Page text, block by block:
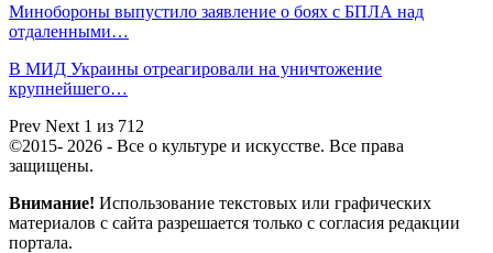
Минобороны выпустило заявление о боях с БПЛА над
отдаленными…
В МИД Украины отреагировали на уничтожение
крупнейшего…
Prev Next 1 из 712
©2015- 2026 - Все о культуре и искусстве. Все права
защищены.
Внимание! Использование текстовых или графических
материалов с сайта разрешается только c согласия редакции
портала.